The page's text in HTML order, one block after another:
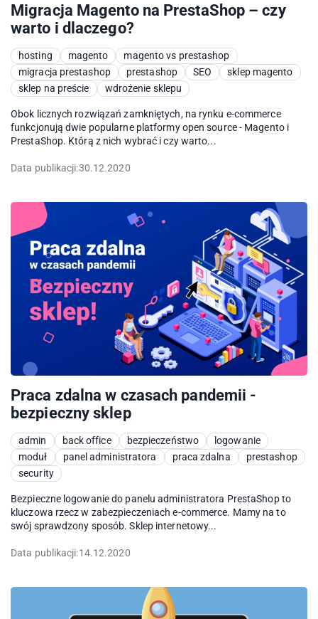
Migracja Magento na PrestaShop – czy
warto i dlaczego?
hosting magento
magento vs prestashop
migracja prestashop
prestashop SEO
sklep magento
sklep na preście
wdrożenie sklepu
Obok licznych rozwiązań zamkniętych, na rynku e-commerce
funkcjonują dwie popularne platformy open source - Magento i
PrestaShop. Którą z nich wybrać i czy warto...
Data publikacji:30.12.2020
Praca zdalna w czasach pandemii -
bezpieczny sklep
admin back office bezpieczeństwo
logowanie
moduł
panel administratora praca zdalna
prestashop
security
Bezpieczne logowanie do panelu administratora PrestaShop to
kluczowa rzecz w zabezpieczeniach e-commerce. Mamy na to
swój sprawdzony sposób. Sklep internetowy...
Data publikacji:14.12.2020